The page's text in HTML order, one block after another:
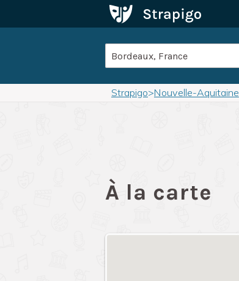
Strapigo>Nouvelle-Aquitaine
À la carte